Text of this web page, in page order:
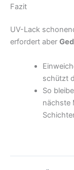
Fazit
UV-Lack
erfordert aber
schützt
So
nächste